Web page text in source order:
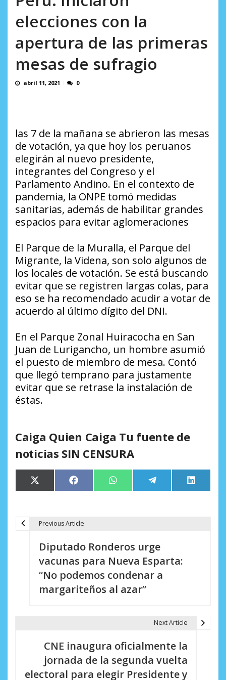
elecciones con la
apertura de las primeras
mesas de sufragio
abril 11, 2021 0
las 7 de la mañana se abrieron las mesas
de votación, ya que hoy los peruanos
elegirán al nuevo presidente,
integrantes del Congreso y el
Parlamento Andino. En el contexto de
pandemia, la ONPE tomó medidas
sanitarias, además de habilitar grandes
espacios para evitar aglomeraciones
El Parque de la Muralla, el Parque del
Migrante, la Videna, son solo algunos de
los locales de votación. Se está buscando
evitar que se registren largas colas, para
eso se ha recomendado acudir a votar de
acuerdo al último dígito del DNI.
En el Parque Zonal Huiracocha en San
Juan de Lurigancho, un hombre asumió
el puesto de miembro de mesa. Contó
que llegó temprano para justamente
evitar que se retrase la instalación de
éstas.
Caiga Quien Caiga Tu fuente de
noticias SIN CENSURA
Compartir
en
X
(Twitter)
Compartir
en
Facebook Compartir
en
WhatsApp Compartir
en
Telegram
en
LinkedIn
Previous Article
Diputado Ronderos urge
vacunas para Nueva Esparta:
“No podemos condenar a
margariteños al azar”
Next Article
CNE inaugura oficialmente la
jornada de la segunda vuelta
electoral para elegir Presidente y